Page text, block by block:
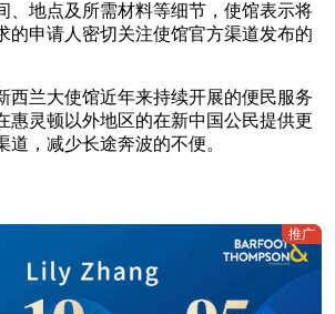
、地点及所需材料等细节，使馆表示将
的申请人密切关注使馆官方渠道发布的
西兰大使馆近年来持续开展的便民服务
惠灵顿以外地区的在新中国公民提供更
道，减少长途奔波的不便。
推广